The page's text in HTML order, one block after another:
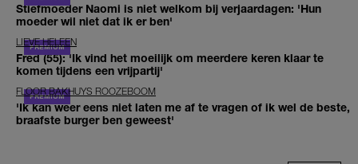
Stiefmoeder Naomi is niet welkom bij verjaardagen: 'Hun
moeder wil niet dat ik er ben'
LIEVE HELEEN
Fred (55): 'Ik vind het moeilijk om meerdere keren klaar te
komen tijdens een vrijpartij'
FLOOR BAKHUYS ROOZEBOOM
'Ik kan weer eens niet laten me af te vragen of ik wel de beste,
braafste burger ben geweest'